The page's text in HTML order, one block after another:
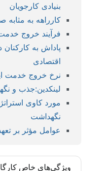
بنیادی کارجویان
کارراهه به مثابه
فرآیند خروج
پاداش به
اقتصادی
نرخ خروج خدمت
لینکدین:جذب و
مورد کاوی
نگهداشت
عوامل مؤثر بر
ویژگی‌های خاص